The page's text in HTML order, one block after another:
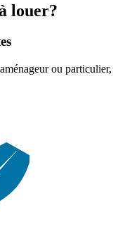
louer?
ou